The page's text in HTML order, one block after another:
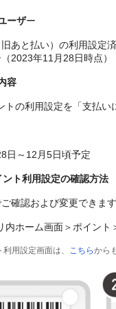
ーザー
あと払い）の利用設定
2023年11月28日時点）
容
トの利用設定を「支払
日～12月5日頃予定
ト利用設定の確認方法
確認および変更できま
内ホーム画面＞ポイン
用設定画面は、 こちらから